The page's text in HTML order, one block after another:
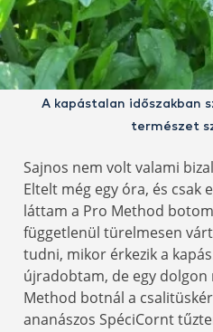
A kapástalan időszakban
természet
Sajnos nem volt valami
Eltelt még egy óra, és csak
láttam a Pro Method
függetlenül türelmesen
tudni, mikor érkezik a
újradobtam, de egy
Method botnál a
ananászos SpéciCornt